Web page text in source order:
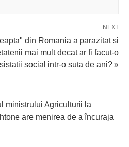
NEXT
din Romania a parazitat si
mai mult decat ar fi facut-o
social intr-o suta de ani? »
ministrului Agriculturii la
are menirea de a încuraja